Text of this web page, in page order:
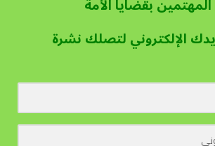
الإلكتروني لتصلك نشرة